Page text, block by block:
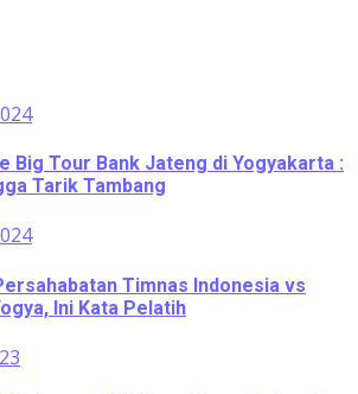
Big Tour Bank Jateng di Yogyakarta :
Tarik Tambang
Timnas Indonesia vs
Ini Kata Pelatih